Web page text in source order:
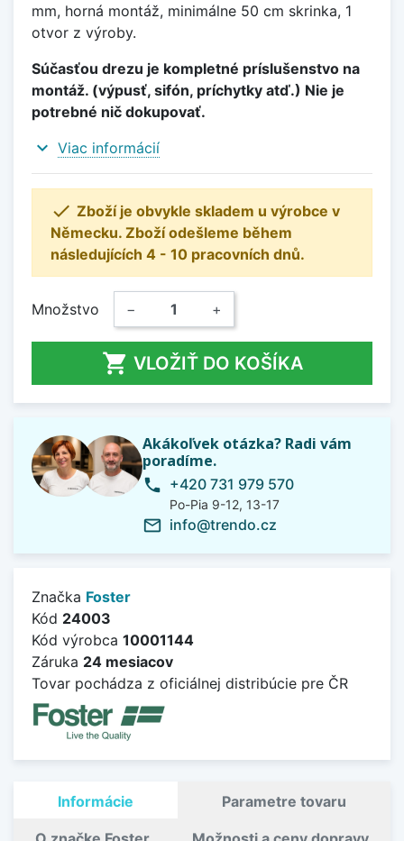
mm, horná montáž, minimálne 50 cm skrinka, 1
otvor z výroby.
Súčasťou drezu je kompletné príslušenstvo na
montáž. (výpusť, sifón, príchytky atď.) Nie je
potrebné nič dokupovať.
expand_more Viac informácií
 Zboží je obvykle skladem u výrobce v
Německu. Zboží odešleme během
následujících 4 - 10 pracovních dnů.
Množstvo − +
 VLOŽIŤ DO KOŠÍKA
Akákoľvek otázka? Radi vám
poradíme.
phone +420 731 979 570
Po-Pia 9-12, 13-17
mail_outline info@trendo.cz
Značka Foster
Kód 24003
Kód výrobca 10001144
Záruka 24 mesiacov
Tovar pochádza z oficiálnej distribúcie pre ČR
Informácie Parametre tovaru